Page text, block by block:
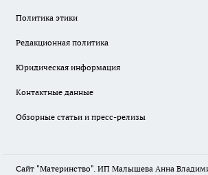
Политика этики
Редакционная политика
Юридическая информация
Контактные данные
Обзорные статьи и пресс-релизы
Сайт "Материнство". ИП Малышева Анна